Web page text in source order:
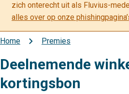
zich onterecht uit als Fluvius-
alles over op onze
Kruimelpad
Home Premies
Deelnemende
kortingsbon